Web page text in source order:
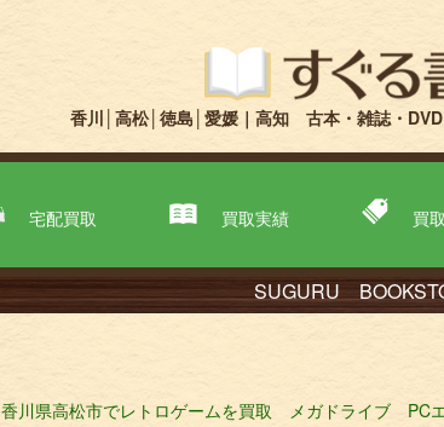
香川│高松│徳島│愛媛｜高知 古本・雑誌・
宅配買取 買取実績 買
SUGURU
香川県高松市でレトロゲームを買取 メガドライブ PC